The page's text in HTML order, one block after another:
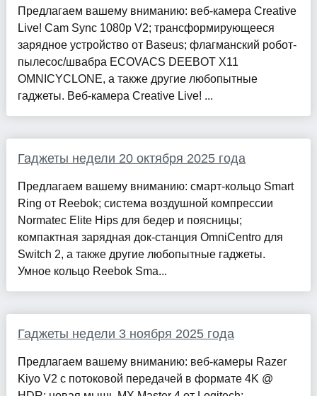
Предлагаем вашему вниманию: веб-камера Creative
Live! Cam Sync 1080p V2; трансформирующееся
зарядное устройство от Baseus; флагманский робот-
пылесос/швабра ECOVACS DEEBOT X11
OMNICYCLONE, а также другие любопытные
гаджеты. Веб-камера Creative Live! ...
Гаджеты недели 20 октября 2025 года
Предлагаем вашему вниманию: смарт-кольцо Smart
Ring от Reebok; система воздушной компрессии
Normatec Elite Hips для бедер и поясницы;
компактная зарядная док-станция OmniCentro для
Switch 2, а также другие любопытные гаджеты.
Умное кольцо Reebok Sma...
Гаджеты недели 3 ноября 2025 года
Предлагаем вашему вниманию: веб-камеры Razer
Kiyo V2 с потоковой передачей в формате 4K @